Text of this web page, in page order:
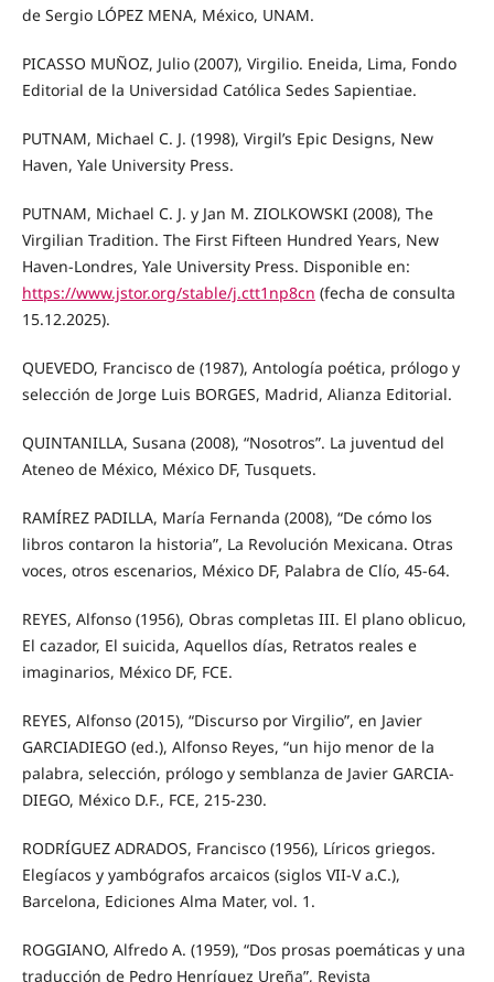
de Sergio LÓPEZ MENA, México, UNAM.
PICASSO MUÑOZ, Julio (2007), Virgilio. Eneida, Lima, Fondo
Editorial de la Universidad Católica Sedes Sapientiae.
PUTNAM, Michael C. J. (1998), Virgil’s Epic Designs, New
Haven, Yale University Press.
PUTNAM, Michael C. J. y Jan M. ZIOLKOWSKI (2008), The
Virgilian Tradition. The First Fifteen Hundred Years, New
Haven-Londres, Yale University Press. Disponible en:
https://www.jstor.org/stable/j.ctt1np8cn (fecha de consulta
15.12.2025).
QUEVEDO, Francisco de (1987), Antología poética, prólogo y
selección de Jorge Luis BORGES, Madrid, Alianza Editorial.
QUINTANILLA, Susana (2008), “Nosotros”. La juventud del
Ateneo de México, México DF, Tusquets.
RAMÍREZ PADILLA, María Fernanda (2008), “De cómo los
libros contaron la historia”, La Revolución Mexicana. Otras
voces, otros escenarios, México DF, Palabra de Clío, 45-64.
REYES, Alfonso (1956), Obras completas III. El plano oblicuo,
El cazador, El suicida, Aquellos días, Retratos reales e
imaginarios, México DF, FCE.
REYES, Alfonso (2015), “Discurso por Virgilio”, en Javier
GARCIADIEGO (ed.), Alfonso Reyes, “un hijo menor de la
palabra, selección, prólogo y semblanza de Javier GARCIA-
DIEGO, México D.F., FCE, 215-230.
RODRÍGUEZ ADRADOS, Francisco (1956), Líricos griegos.
Elegíacos y yambógrafos arcaicos (siglos VII-V a.C.),
Barcelona, Ediciones Alma Mater, vol. 1.
ROGGIANO, Alfredo A. (1959), “Dos prosas poemáticas y una
traducción de Pedro Henríquez Ureña”, Revista